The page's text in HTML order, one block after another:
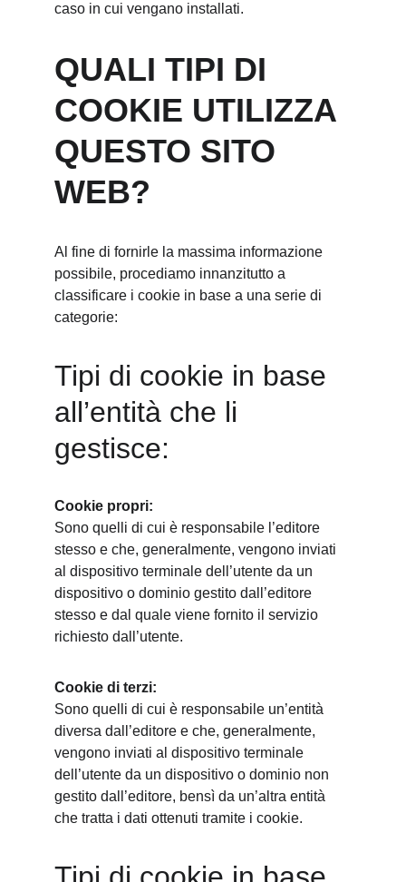
caso in cui vengano installati.
QUALI TIPI DI
COOKIE UTILIZZA
QUESTO SITO
WEB?
Al fine di fornirle la massima informazione
possibile, procediamo innanzitutto a
classificare i cookie in base a una serie di
categorie:
Tipi di cookie in base
all’entità che li
gestisce:
Cookie propri:
Sono quelli di cui è responsabile l’editore
stesso e che, generalmente, vengono inviati
al dispositivo terminale dell’utente da un
dispositivo o dominio gestito dall’editore
stesso e dal quale viene fornito il servizio
richiesto dall’utente.
Cookie di terzi:
Sono quelli di cui è responsabile un’entità
diversa dall’editore e che, generalmente,
vengono inviati al dispositivo terminale
dell’utente da un dispositivo o dominio non
gestito dall’editore, bensì da un’altra entità
che tratta i dati ottenuti tramite i cookie.